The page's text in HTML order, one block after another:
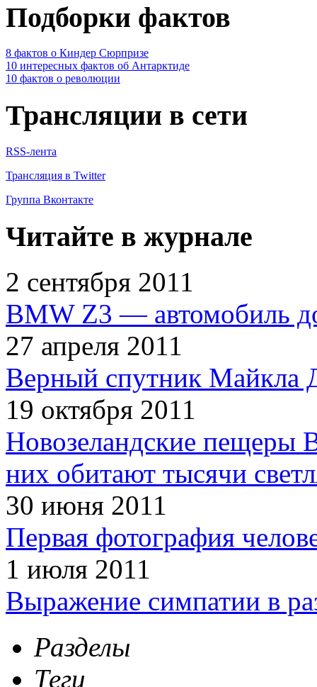
Подборки фактов
8 фактов о Киндер Сюрпризе
10 интересных фактов об Антарктиде
10 фактов о революции
Трансляции в сети
RSS-лента
Трансляция в Twitter
Группа Вконтакте
Читайте в журнале
2 сентября 2011
BMW Z3 — автомобиль
27 апреля 2011
Верный спутник Майкла
19 октября 2011
Новозеландские пещеры
них обитают тысячи
30 июня 2011
Первая фотография
1 июля 2011
Выражение симпатии в
Разделы
Теги